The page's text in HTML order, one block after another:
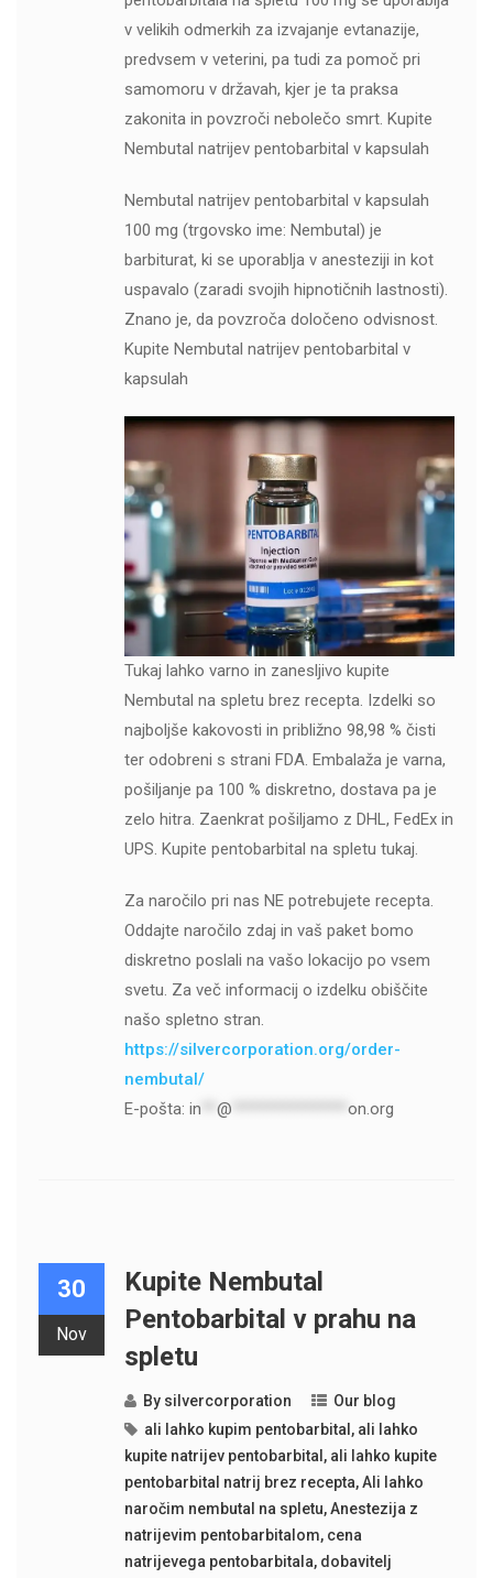
v velikih odmerkih za izvajanje evtanazije,
predvsem v veterini, pa tudi za pomoč pri
samomoru v državah, kjer je ta praksa
zakonita in povzroči nebolečo smrt. Kupite
Nembutal natrijev pentobarbital v kapsulah
Nembutal natrijev pentobarbital v kapsulah
100 mg (trgovsko ime: Nembutal) je
barbiturat, ki se uporablja v anesteziji in kot
uspavalo (zaradi svojih hipnotičnih lastnosti).
Znano je, da povzroča določeno odvisnost.
Kupite Nembutal natrijev pentobarbital v
kapsulah
Tukaj lahko varno in zanesljivo kupite
Nembutal na spletu brez recepta. Izdelki so
najboljše kakovosti in približno 98,98 % čisti
ter odobreni s strani FDA. Embalaža je varna,
pošiljanje pa 100 % diskretno, dostava pa je
zelo hitra. Zaenkrat pošiljamo z DHL, FedEx in
UPS. Kupite pentobarbital na spletu tukaj.
Za naročilo pri nas NE potrebujete recepta.
Oddajte naročilo zdaj in vaš paket bomo
diskretno poslali na vašo lokacijo po vsem
svetu. Za več informacij o izdelku obiščite
našo spletno stran.
https://silvercorporation.org/order-
nembutal/
E-pošta: in @ on.org
30
Nov
Kupite Nembutal
Pentobarbital v prahu na
spletu
By silvercorporation
Our blog
ali lahko kupim pentobarbital , ali lahko
kupite natrijev pentobarbital , ali lahko kupite
pentobarbital natrij brez recepta,Ali lahko
naročim nembutal na spletu,Anestezija z
natrijevim pentobarbitalom, cena
natrijevega pentobarbitala, dobavitelj